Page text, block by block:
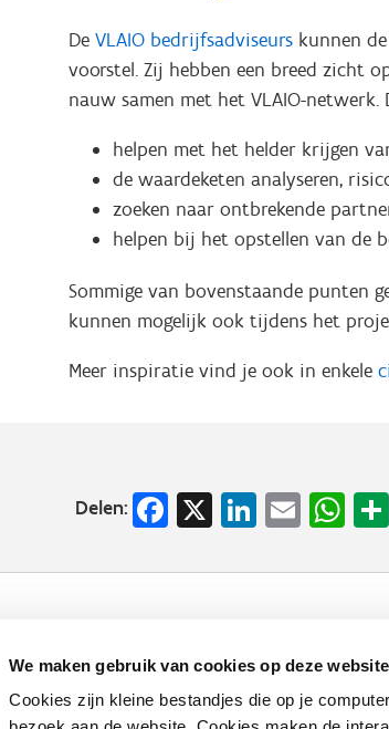
We maken gebruik van cookies op deze website
Cookies zijn kleine bestandjes die op je
DeVLAIO bedrijfsadviseurs kunnen
voorstel. Zij hebben een breed zicht
nauw samen met het VLAIO-
helpen met het helder krijgen
de waardeketen analyseren,
zoeken naar ontbrekende
helpen bij het opstellen van de
Sommige van bovenstaande punten
kunnen mogelijk ook tijdens het
Meer inspiratie vind je ook in enkele
Delen: Facebook
X LinkedIn
Email